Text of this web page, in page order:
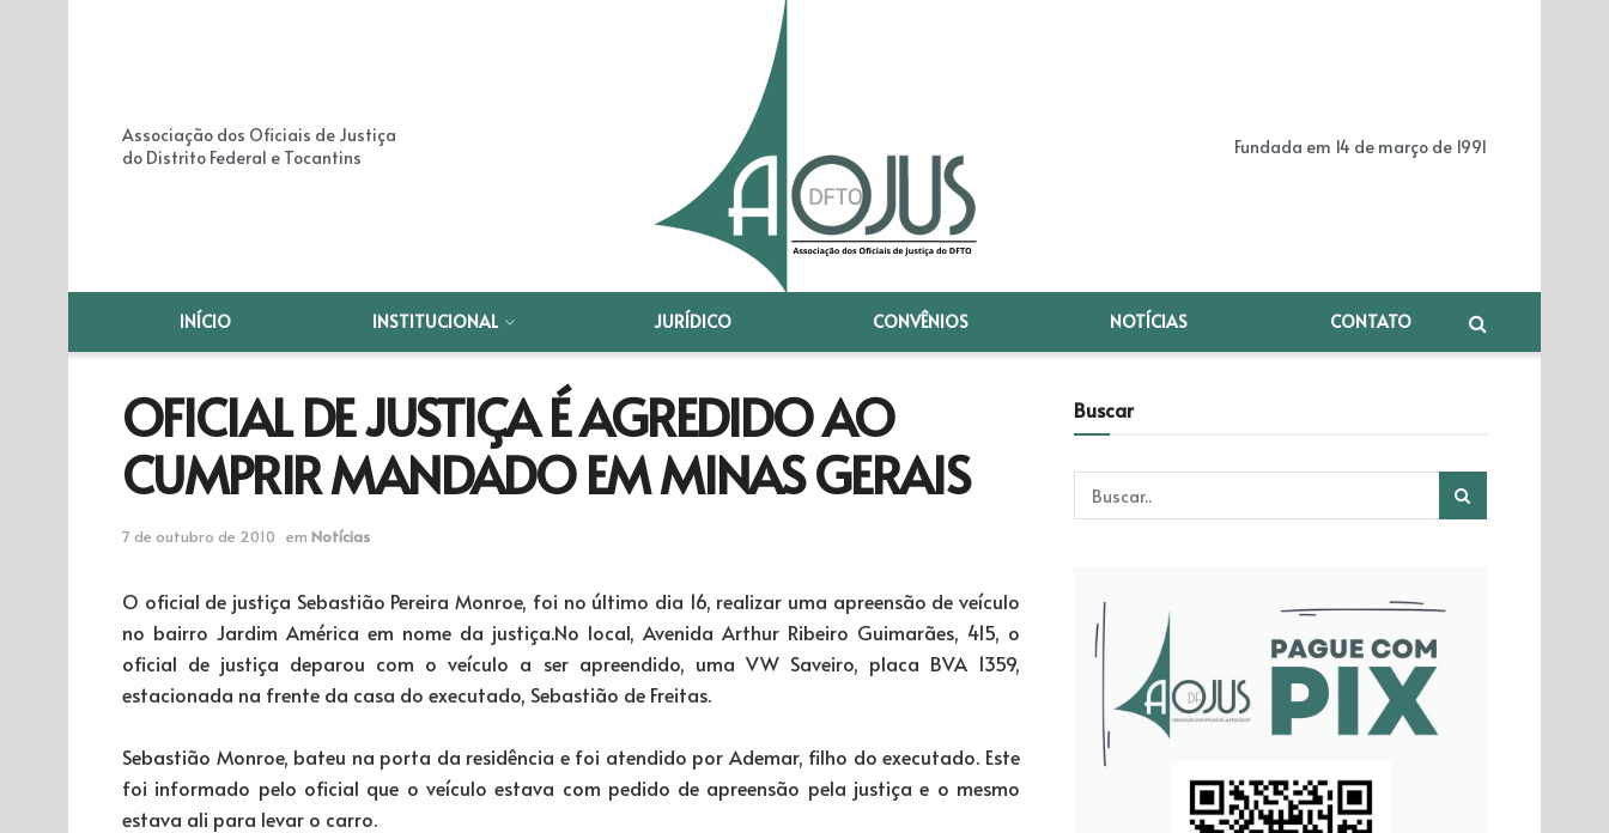
Associação dos Oficiais de Justiça
do Distrito Federal e Tocantins
Fundada em 14 de março de 1991
INÍCIO INSTITUCIONAL JURÍDICO CONVÊNIOS NOTÍCIAS CONTATO
OFICIAL DE JUSTIÇA É AGREDIDO AO
CUMPRIR MANDADO EM MINAS GERAIS
7 de outubro de 2010 em Notícias
O oficial de justiça Sebastião Pereira Monroe, foi no último dia 16, realizar uma apreensão de veículo
no bairro Jardim América em nome da justiça.No local, Avenida Arthur Ribeiro Guimarães, 415, o
oficial de justiça deparou com o veículo a ser apreendido, uma VW Saveiro, placa BVA 1359,
estacionada na frente da casa do executado, Sebastião de Freitas.
Sebastião Monroe, bateu na porta da residência e foi atendido por Ademar, filho do executado. Este
foi informado pelo oficial que o veículo estava com pedido de apreensão pela justiça e o mesmo
estava ali para levar o carro.
Buscar